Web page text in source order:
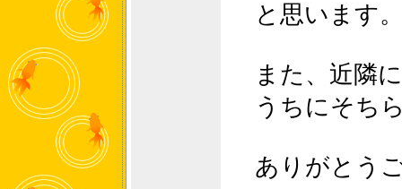
と思います
また、近隣
うちにそち
ありがとう